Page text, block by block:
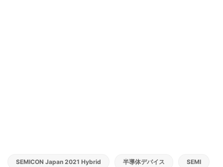
SEMICON Japan 2021 Hybrid 半導体デバイス SEMI